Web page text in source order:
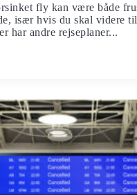
fly kan være både
især hvis du skal videre
har andre rejseplaner...